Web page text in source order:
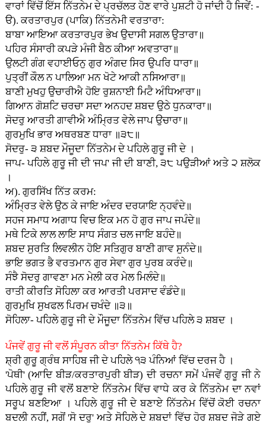
ਵਾਰਾਂ ਵਿੱਚੋਂ ਇੱਸ ਨਿੱਤਨੇਮ ਦੇ ਪ੍ਰਚੱਲਤ ਹੋਣ ਵਾਰੇ ਪੁਸ਼ਟੀ ਹੋ ਜਾਂਦੀ ਹੈ ਜਿਵੇਂ: -
ੳ). ਕਰਤਾਰਪੁਰ (ਪਾਕਿ) ਨਿੱਤਨੇਮੀ ਵਰਤਾਰਾ:
ਬਾਬਾ ਆਇਆ ਕਰਤਾਰਪੁਰ ਭੇਖ ਉਦਾਸੀ ਸਗਲ ਉਤਾਰਾ॥
ਪਹਿਰ ਸੰਸਾਰੀ ਕਪੜੇ ਮੰਜੀ ਬੈਠ ਕੀਆ ਅਵਤਾਰਾ॥
ਉਲਟੀ ਗੰਗ ਵਹਾਈਓਨੁ ਗੁਰ ਅੰਗਦ ਸਿਰ ਉਪਰਿ ਧਾਰਾ॥
ਪੁਤ੍ਰੀਂ ਕੌਲ ਨ ਪਾਲਿਆ ਮਨ ਖੋਟੇ ਆਕੀ ਨਸਿਆਰਾ॥
ਬਾਣੀ ਮੁਖਹੁ ਉਚਾਰੀਐ ਹੋਇ ਰੁਸ਼ਨਾਈ ਮਿਟੈ ਅੰਧਿਆਰਾ॥
ਗਿਆਨ ਗੋਸ਼ਟਿ ਚਰਚਾ ਸਦਾ ਅਨਹਦ ਸ਼ਬਦ ਉਠੇ ਧੁਨਕਾਰਾ॥
ਸੋਦਰੁ ਆਰਤੀ ਗਾਵੀਐ ਅੰਮ੍ਰਿਤ ਵੇਲੇ ਜਾਪ ਉਚਾਰਾ॥
ਗੁਰਮੁਖਿ ਭਾਰ ਅਥਰਬਣ ਧਾਰਾ ॥੩੮॥
ਸੋਦਰੁ- ੩ ਸ਼ਬਦ ਮੌਜੂਦਾ ਨਿੱਤਨੇਮ ਦੇ ਪਹਿਲੇ ਗੁਰੂ ਜੀ ਦੇ ।
ਜਾਪ- ਪਹਿਲੇ ਗੁਰੂ ਜੀ ਦੀ 'ਜਪ' ਜੀ ਦੀ ਬਾਣੀ, ੩੮ ਪਉੜੀਆਂ ਅਤੇ ੨ ਸ਼ਲੋਕ
।
ਅ). ਗੁਰਸਿੱਖ ਨਿੱਤ ਕਰਮ:
ਅੰਮ੍ਰਿਤ ਵੇਲੇ ਉਠ ਕੇ ਜਾਇ ਅੰਦਰ ਦਰਯਾਇ ਨ੍ਹਵੰਦੇ॥
ਸਹਜ ਸਮਾਧ ਅਗਾਧ ਵਿਚ ਇਕ ਮਨ ਹੋ ਗੁਰ ਜਾਪ ਜਪੰਦੇ॥
ਮਥੇ ਟਿਕੇ ਲਾਲ ਲਾਇ ਸਾਧ ਸੰਗਤ ਚਲ ਜਾਇ ਬਹੰਦੇ॥
ਸ਼ਬਦ ਸੁਰਤਿ ਲਿਵਲੀਨ ਹੋਇ ਸਤਿਗੁਰ ਬਾਣੀ ਗਾਵ ਸੁਨੰਦੇ॥
ਭਾਇ ਭਗਤ ਭੈ ਵਰਤਮਾਨ ਗੁਰ ਸੇਵਾ ਗੁਰ ਪੁਰਬ ਕਰੰਦੇ॥
ਸੰਝੈ ਸੋਦਰੁ ਗਾਵਣਾ ਮਨ ਮੇਲੀ ਕਰ ਮੇਲ ਮਿਲੰਦੇ॥
ਰਾਤੀ ਕੀਰਤਿ ਸੋਹਿਲਾ ਕਰ ਆਰਤੀ ਪਰਸਾਦ ਵੰਡੰਦੇ॥
ਗੁਰਮੁਖਿ ਸੁਖਫਲ ਪਿਰਮ ਚਖੰਦੇ ॥੩॥
ਸੋਹਿਲਾ- ਪਹਿਲੇ ਗੁਰੂ ਜੀ ਦੇ ਮੌਜੂਦਾ ਨਿੱਤਨੇਮ ਵਿੱਚ ਪਹਿਲੇ ੩ ਸ਼ਬਦ ।
ਪੰਜਵੇਂ ਗੁਰੂ ਜੀ ਵਲੋਂ ਸੰਪੂਰਨ ਕੀਤਾ ਨਿੱਤਨੇਮ ਕਿੱਥੇ ਹੈ?
ਸ਼੍ਰੀ ਗੁਰੂ ਗ੍ਰੰਥ ਸਾਹਿਬ ਜੀ ਦੇ ਪਹਿਲੇ ੧੩ ਪੰਨਿਆਂ ਵਿੱਚ ਦਰਜ ਹੈ ।
'ਪੋਥੀ' (ਆਦਿ ਬੀੜ/ਕਰਤਾਰਪੁਰੀ ਬੀੜ) ਦੀ ਰਚਨਾ ਸਮੇਂ ਪੰਜਵੇਂ ਗੁਰੂ ਜੀ ਨੇ
ਪਹਿਲੇ ਗੁਰੂ ਜੀ ਵਲੋਂ ਬਣਾਏ ਨਿੱਤਨੇਮ ਵਿੱਚ ਵਾਧੇ ਕਰ ਕੇ ਨਿੱਤਨੇਮ ਦਾ ਨਵਾਂ
ਸਰੂਪ ਬਣਇਆ । ਪਹਿਲੇ ਗੁਰੂ ਜੀ ਦੇ ਬਣਾਏ ਨਿੱਤਨੇਮ ਵਿੱਚੋਂ ਕੋਈ ਰਚਨਾ
ਬਦਲੀ ਨਹੀਂ, ਸਗੋਂ 'ਸੋ ਦਰੁ' ਅਤੇ ਸੋਹਿਲੇ ਦੇ ਸ਼ਬਦਾਂ ਵਿੱਚ ਹੋਰ ਸ਼ਬਦ ਜੋੜੇ ਗਏ